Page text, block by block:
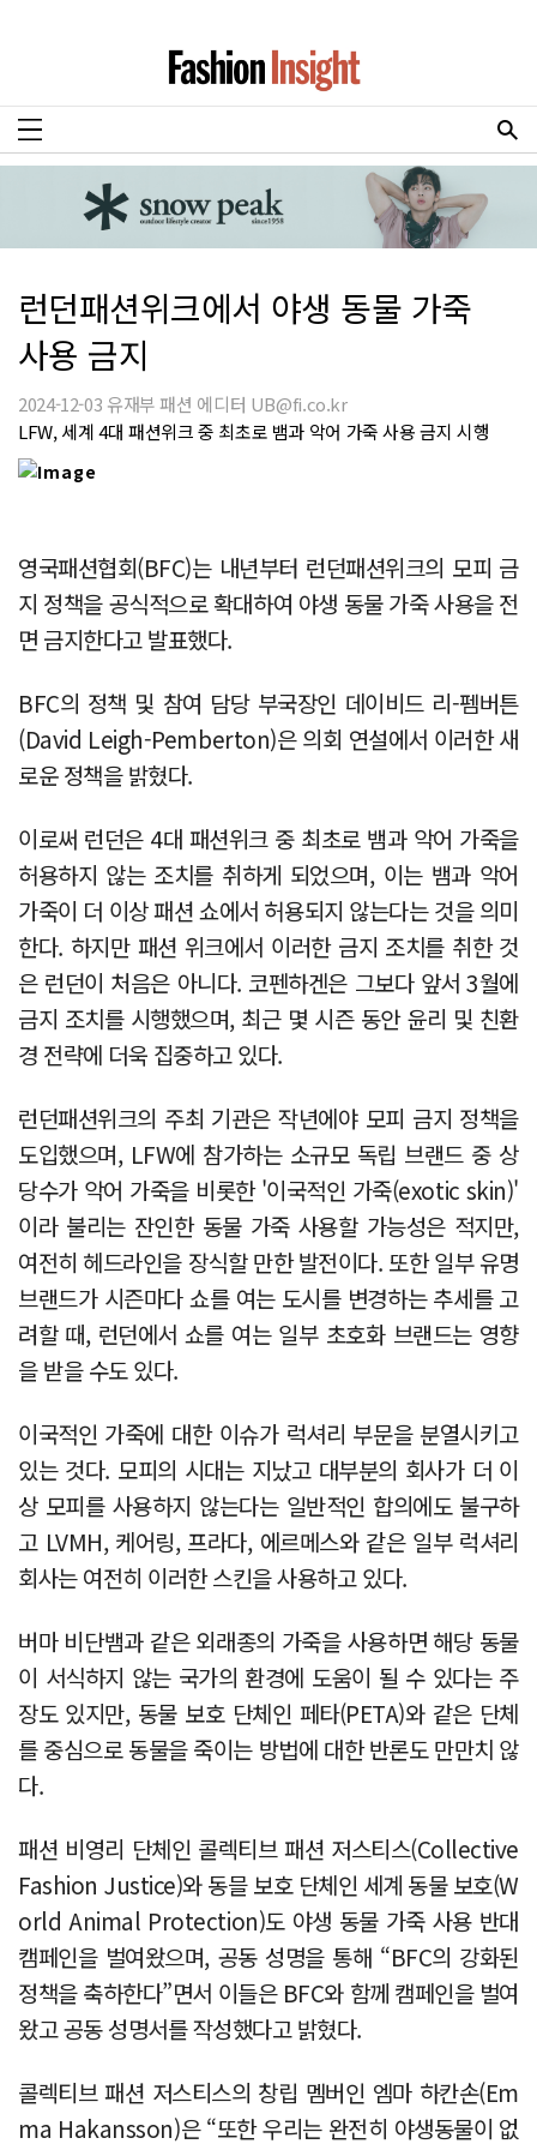
런던패션위크에서 야생 동물 가죽
사용 금지
2024-12-03 유재부 패션 에디터 UB@fi.co.kr
LFW, 세계 4대 패션위크 중 최초로 뱀과 악어 가죽 사용 금지 시행
영국패션협회(BFC)는 내년부터 런던패션위크의 모피 금
지 정책을 공식적으로 확대하여 야생 동물 가죽 사용을 전
면 금지한다고 발표했다.
BFC의 정책 및 참여 담당 부국장인 데이비드 리-펨버튼
(David Leigh-Pemberton)은 의회 연설에서 이러한 새
로운 정책을 밝혔다.
이로써 런던은 4대 패션위크 중 최초로 뱀과 악어 가죽을
허용하지 않는 조치를 취하게 되었으며, 이는 뱀과 악어
가죽이 더 이상 패션 쇼에서 허용되지 않는다는 것을 의미
한다. 하지만 패션 위크에서 이러한 금지 조치를 취한 것
은 런던이 처음은 아니다. 코펜하겐은 그보다 앞서 3월에
금지 조치를 시행했으며, 최근 몇 시즌 동안 윤리 및 친환
경 전략에 더욱 집중하고 있다.
런던패션위크의 주최 기관은 작년에야 모피 금지 정책을
도입했으며, LFW에 참가하는 소규모 독립 브랜드 중 상
당수가 악어 가죽을 비롯한 '이국적인 가죽(exotic skin)'
이라 불리는 잔인한 동물 가죽 사용할 가능성은 적지만,
여전히 헤드라인을 장식할 만한 발전이다. 또한 일부 유명
브랜드가 시즌마다 쇼를 여는 도시를 변경하는 추세를 고
려할 때, 런던에서 쇼를 여는 일부 초호화 브랜드는 영향
을 받을 수도 있다.
이국적인 가죽에 대한 이슈가 럭셔리 부문을 분열시키고
있는 것다. 모피의 시대는 지났고 대부분의 회사가 더 이
상 모피를 사용하지 않는다는 일반적인 합의에도 불구하
고 LVMH, 케어링, 프라다, 에르메스와 같은 일부 럭셔리
회사는 여전히 이러한 스킨을 사용하고 있다.
버마 비단뱀과 같은 외래종의 가죽을 사용하면 해당 동물
이 서식하지 않는 국가의 환경에 도움이 될 수 있다는 주
장도 있지만, 동물 보호 단체인 페타(PETA)와 같은 단체
를 중심으로 동물을 죽이는 방법에 대한 반론도 만만치 않
다.
패션 비영리 단체인 콜렉티브 패션 저스티스(Collective
Fashion Justice)와 동믈 보호 단체인 세계 동물 보호(W
orld Animal Protection)도 야생 동물 가죽 사용 반대
캠페인을 벌여왔으며, 공동 성명을 통해 “BFC의 강화된
정책을 축하한다”면서 이들은 BFC와 함께 캠페인을 벌여
왔고 공동 성명서를 작성했다고 밝혔다.
콜렉티브 패션 저스티스의 창립 멤버인 엠마 하칸손(Em
ma Hakansson)은 “또한 우리는 완전히 야생동물이 없